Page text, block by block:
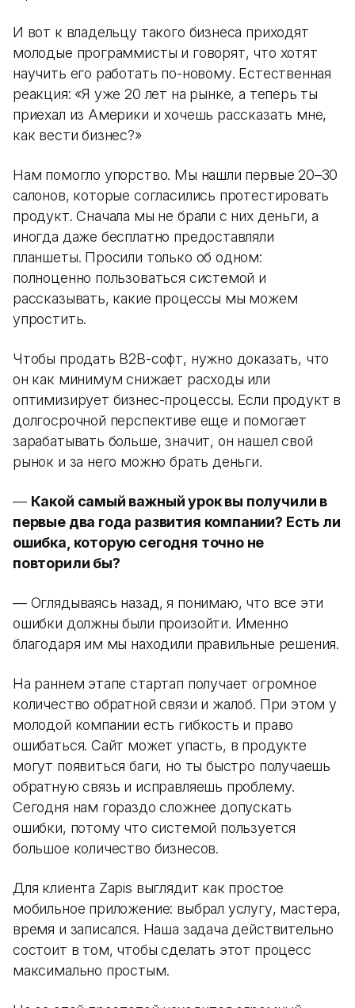
И вот к владельцу такого бизнеса приходят
молодые программисты и говорят, что хотят
научить его работать по-новому. Естественная
реакция: «Я уже 20 лет на рынке, а теперь ты
приехал из Америки и хочешь рассказать мне,
как вести бизнес?»
Нам помогло упорство. Мы нашли первые 20–30
салонов, которые согласились протестировать
продукт. Сначала мы не брали с них деньги, а
иногда даже бесплатно предоставляли
планшеты. Просили только об одном:
полноценно пользоваться системой и
рассказывать, какие процессы мы можем
упростить.
Чтобы продать B2B-софт, нужно доказать, что
он как минимум снижает расходы или
оптимизирует бизнес-процессы. Если продукт в
долгосрочной перспективе еще и помогает
зарабатывать больше, значит, он нашел свой
рынок и за него можно брать деньги.
— Какой самый важный урок вы получили в
первые два года развития компании? Есть ли
ошибка, которую сегодня точно не
повторили бы?
— Оглядываясь назад, я понимаю, что все эти
ошибки должны были произойти. Именно
благодаря им мы находили правильные решения.
На раннем этапе стартап получает огромное
количество обратной связи и жалоб. При этом у
молодой компании есть гибкость и право
ошибаться. Сайт может упасть, в продукте
могут появиться баги, но ты быстро получаешь
обратную связь и исправляешь проблему.
Сегодня нам гораздо сложнее допускать
ошибки, потому что системой пользуется
большое количество бизнесов.
Для клиента Zapis выглядит как простое
мобильное приложение: выбрал услугу, мастера,
время и записался. Наша задача действительно
состоит в том, чтобы сделать этот процесс
максимально простым.